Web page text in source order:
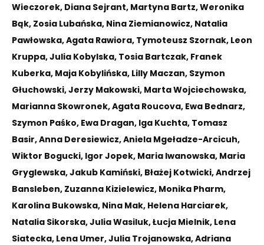
Wieczorek, Diana Sejrant, Martyna Bartz, Weronika
Bąk, Zosia Lubańska, Nina Ziemianowicz, Natalia
Pawłowska, Agata Rawiora, Tymoteusz Szornak, Leon
Kruppa, Julia Kobylska, Tosia Bartczak, Franek
Kuberka, Maja Kobylińska, Lilly Maczan, Szymon
Głuchowski, Jerzy Makowski, Marta Wojciechowska,
Marianna Skowronek, Agata Roucova, Ewa Bednarz,
Szymon Paśko, Ewa Dragan, Iga Kuchta, Tomasz
Basir, Anna Deresiewicz, Aniela Mgeładze-Arcicuh,
Wiktor Bogucki, Igor Jopek, Maria Iwanowska, Maria
Gryglewska, Jakub Kamiński, Błażej Kotwicki, Andrzej
Bansleben, Zuzanna Kizielewicz, Monika Pharm,
Karolina Bukowska, Nina Mak, Helena Harciarek,
Natalia Sikorska, Julia Wasiluk, Łucja Mielnik, Lena
Siatecka, Lena Umer, Julia Trojanowska, Adriana